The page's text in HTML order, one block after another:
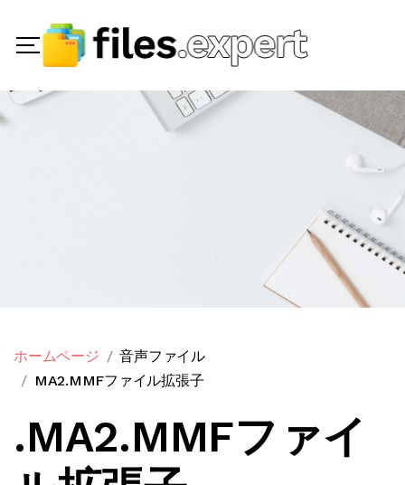
ホームページ
音声ファイル
MA2.MMFファイル拡張子
.MA2.MMFファイ